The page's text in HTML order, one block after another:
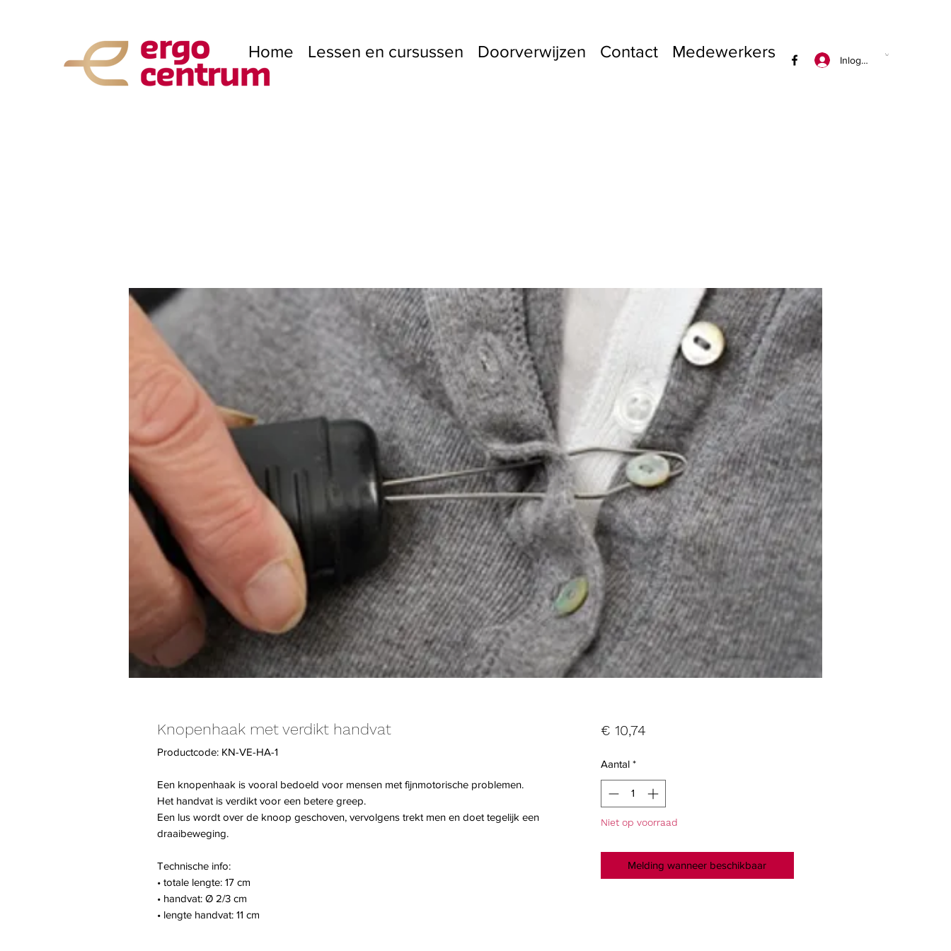
Home Lessen en cursussen Doorverwijzen Contact Medewerkers Inloggen
Knopenhaak met verdikt handvat
Productcode: KN-VE-HA-1
Een knopenhaak is vooral bedoeld voor mensen met fijnmotorische problemen.
Het handvat is verdikt voor een betere greep.
Een lus wordt over de knoop geschoven, vervolgens trekt men en doet tegelijk een
draaibeweging.
Technische info:
• totale lengte: 17 cm
• handvat: Ø 2/3 cm
• lengte handvat: 11 cm
€ 10,74Prijs
Aantal *
Niet op voorraad
Melding wanneer beschikbaar